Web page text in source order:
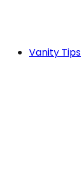
Vanity Tips